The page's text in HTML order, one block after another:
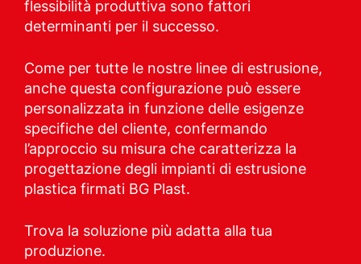
flessibilità produttiva sono fattori
determinanti per il successo.
Come per tutte le nostre linee di estrusione,
anche questa configurazione può essere
personalizzata in funzione delle esigenze
specifiche del cliente, confermando
l’approccio su misura che caratterizza la
progettazione degli impianti di estrusione
plastica firmati BG Plast.
Trova la soluzione più adatta alla tua
produzione.